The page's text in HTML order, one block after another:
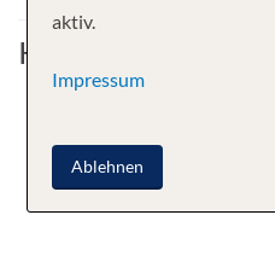
Kabine
aktiv.
Impressum
Ablehnen